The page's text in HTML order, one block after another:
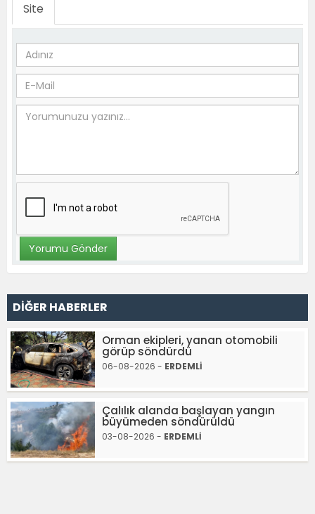
Site
DİĞER HABERLER
Orman ekipleri, yanan otomobili
görüp söndürdü
06-08-2026 - ERDEMLİ
Çalılık alanda başlayan yangın
büyümeden söndürüldü
03-08-2026 - ERDEMLİ